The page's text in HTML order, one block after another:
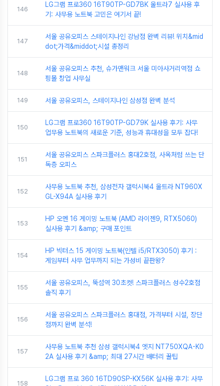
146
LG그램 프로360 16T90TP-GD7BK 울트라7 실사용 후
기: 사무용 노트북 고민은 여기서 끝!
147
서울 공유오피스 스테이지나인 강남점 완벽 리뷰! 위치&mid
dot;가격&middot;시설 총정리
148
서울 공유오피스 추천, 슈가맨워크 서울 미아사거리역점 쇼
핑몰 창업 사무실
149 서울 공유오피스, 스테이지나인 삼성점 완벽 분석
150
LG그램 프로360 16T90TP-GD79K 실사용 후기: 사무
업무용 노트북의 새로운 기준, 성능과 휴대성을 모두 잡다!
151
서울 공유오피스 스파크플러스 홍대2호점, 사옥처럼 쓰는 단
독층 오피스
152
사무용 노트북 추천, 삼성전자 갤럭시북4 울트라 NT960X
GL-X94A 실사용 후기
153
HP 오멘 16 게이밍 노트북 (AMD 라이젠9, RTX5060)
실사용 후기 &amp; 구매 포인트
154
HP 빅터스 15 게이밍 노트북(인텔 i5/RTX3050) 후기 :
게임부터 사무 업무까지 되는 가성비 끝판왕?
155
서울 공유오피스, 뚝섬역 30초컷! 스파크플러스 성수2호점
솔직 후기
156
서울 공유오피스 스파크플러스 홍대점, 가격부터 시설, 장단
점까지 완벽 분석!
157
사무용 노트북 추천 삼성 갤럭시북4 엣지 NT750XQA-K0
2A 실사용 후기 &amp; 최대 27시간 배터리 꿀팁
158
LG그램 프로 360 16TD90SP-KX56K 실사용 후기: 사무